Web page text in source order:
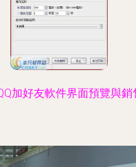
加好友軟件界面預覽與銷